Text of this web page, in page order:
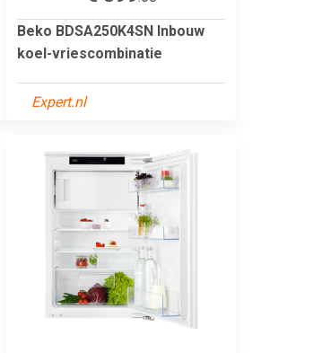
Beko BDSA250K4SN Inbouw
koel-vriescombinatie
Expert.nl